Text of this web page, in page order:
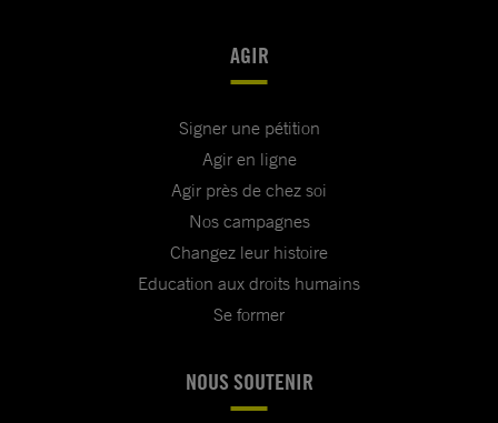
AGIR
Signer une pétition
Agir en ligne
Agir près de chez soi
Nos campagnes
Changez leur histoire
Education aux droits humains
Se former
NOUS SOUTENIR